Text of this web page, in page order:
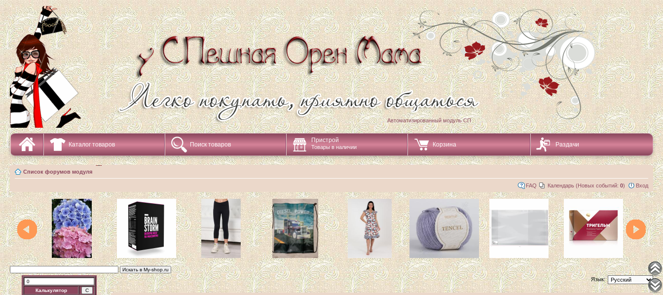
Автоматизированный модуль СП
Каталог товаров Поиск товаров
Пристрой
Товары в наличии Корзина Раздачи
Список форумов модуля
FAQ Календарь (Новых событий: 0) Вход
Калькулятор
Язык: